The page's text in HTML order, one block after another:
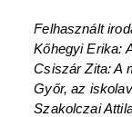
Felhasznált
Kőhegyi Erika:
Csiszár Zita: A
Győr, az
Szakolczai